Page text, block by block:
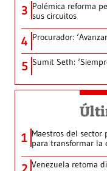
3 Polémica reforma
sus circuitos
4 Procurador:
5 Sumit Seth:
1 Maestros del sector
para transformar la
Venezuela retoma